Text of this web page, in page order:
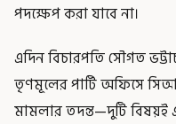
পদক্ষেপ করা যাবে না।
এদিন বিচারপতি সৌগত
তৃণমূলের পার্টি অফিসে
মামলার তদন্ত—দুটি বিষয়ই